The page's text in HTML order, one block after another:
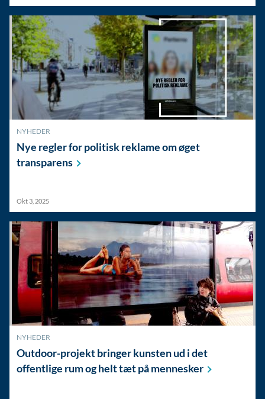
NYHEDER
Nye regler for politisk reklame om øget
transparens
Okt 3, 2025
NYHEDER
Outdoor-projekt bringer kunsten ud i det
offentlige rum og helt tæt påmennesker